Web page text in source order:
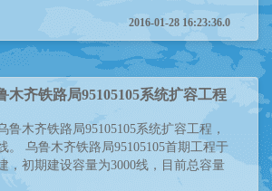
2016-01-28 16:23:36.0
木齐铁路局95105105系统扩容工程
鲁木齐铁路局95105105系统扩容工程，
。 乌鲁木齐铁路局95105105首期工程于
，初期建设容量为3000线，目前总容量